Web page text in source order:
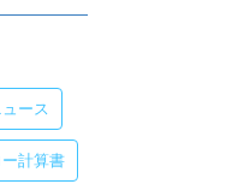
ース
計算書